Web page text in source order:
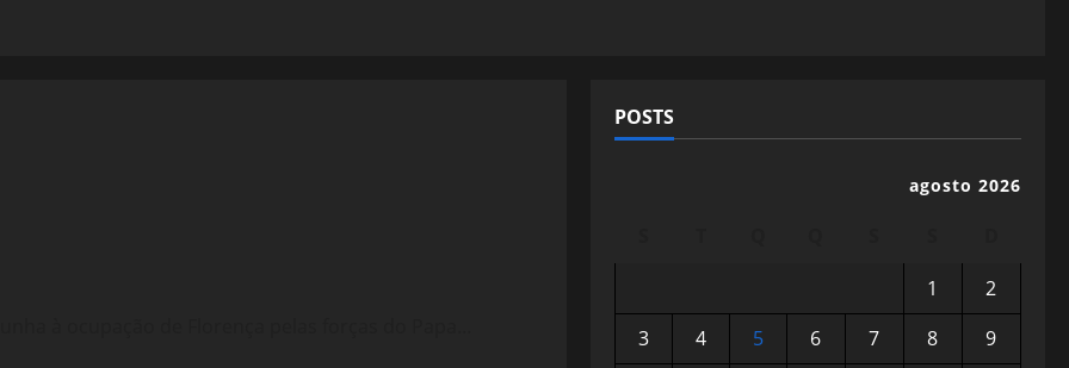
POSTS
agosto 2026
1
2
3
4 5 6 7 8
9